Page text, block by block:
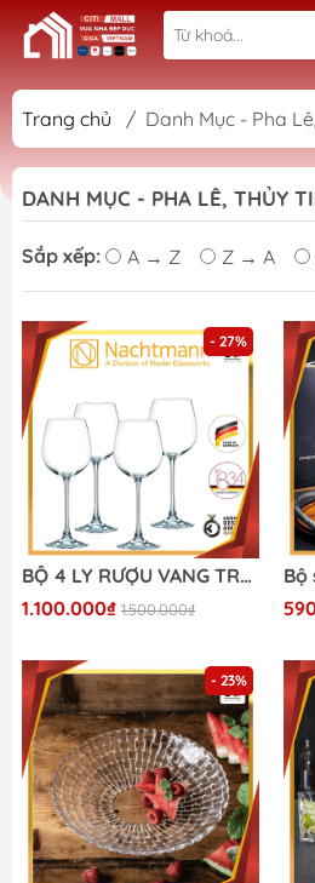
Trang chủ / Danh Mục - Pha
DANH MỤC - PHA LÊ, THỦY
Sắp xếp: A → Z Z → A
- 27%
BỘ 4 LY RƯỢU VANG TRẮNG NACHTMANN VIVENDI 85692 474ML
1.100.000₫ 1.500.000₫
- 23%